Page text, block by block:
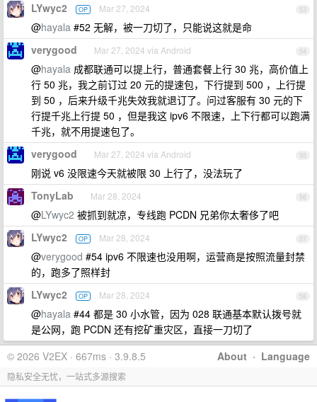
53
LYwyc2 OP Mar 27, 2024
@hayala #52 无解，被一刀切了，只能说这就是命
54
verygood Mar 27, 2024 via Android
@hayala 成都联通可以提上行，普通套餐上行 30 兆，高价值上
行 50 兆，我之前订过 20 元的提速包，下行提到 500 ，上行提
到 50 ，后来升级千兆失效我就退订了。问过客服有 30 元的下
行提千兆上行提 50 ，但是我这 ipv6 不限速，上下行都可以跑满
千兆，就不用提速包了。
55
verygood Mar 27, 2024 via Android
刚说 v6 没限速今天就被限 30 上行了，没法玩了
56
TonyLab Mar 28, 2024
@LYwyc2 被抓到就凉，专线跑 PCDN 兄弟你太奢侈了吧
57
LYwyc2 OP Mar 28, 2024
@verygood #54 ipv6 不限速也没用啊，运营商是按照流量封禁
的，跑多了照样封
58
LYwyc2 OP Mar 28, 2024
@hayala #44 都是 30 小水管，因为 028 联通基本默认拨号就
是公网，跑 PCDN 还有挖矿重灾区，直接一刀切了
About · Language
© 2026 V2EX · 667ms · 3.9.8.5
隐私安全无忧，一站式多源搜索